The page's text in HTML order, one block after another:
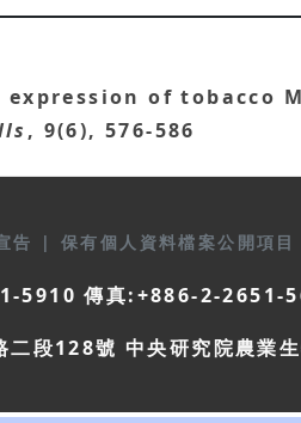
expression of tobacco
, 9(6), 576-586
告 | 保有個人資料檔案公開項目
5910 傳真:+886-2-2651-
段128號 中央研究院農業